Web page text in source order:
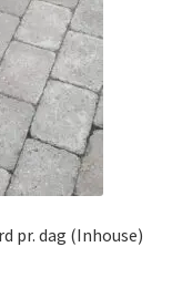
pr. dag (Inhouse)